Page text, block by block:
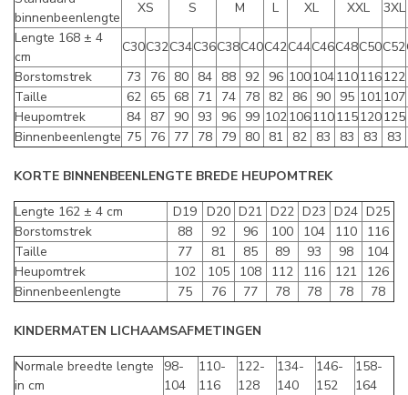
binnenbeenlengte
XS S M L XL XXL
3XL
Lengte 168 ± 4
cm
C30C32C34C36C38C40C42C44C46C48C50C52
Borstomstrek
73 76 80 84 88 92 96 100104110116122
Taille
62 65 68 71 74 78 82 86 90 95 101 107
Heupomtrek
84 87 90 93 96 99 102106110115120125
Binnenbeenlengte 75 76 77 78 79 80 81 82 83 83 83 83
KORTE BINNENBEENLENGTE BREDE HEUPOMTREK
Lengte 162 ± 4 cm D19 D20 D21 D22 D23 D24 D25
Borstomstrek
88 92 96 100 104 110
116
Taille
77 81 85 89 93 98
104
Heupomtrek
102 105 108 112 116 121
126
Binnenbeenlengte
75 76 77 78 78 78 78
KINDERMATEN LICHAAMSAFMETINGEN
Normale breedte lengte
in cm
98-
104
110-
116
122-
128
134-
140
146-
152
158-
164